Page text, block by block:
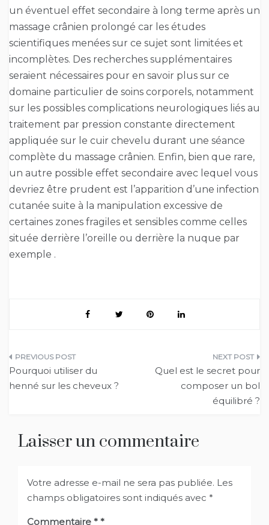
un éventuel effet secondaire à long terme après un
massage crânien prolongé car les études
scientifiques menées sur ce sujet sont limitées et
incomplètes. Des recherches supplémentaires
seraient nécessaires pour en savoir plus sur ce
domaine particulier de soins corporels, notamment
sur les possibles complications neurologiques liés au
traitement par pression constante directement
appliquée sur le cuir chevelu durant une séance
complète du massage crânien. Enfin, bien que rare,
un autre possible effet secondaire avec lequel vous
devriez être prudent est l’apparition d’une infection
cutanée suite à la manipulation excessive de
certaines zones fragiles et sensibles comme celles
située derrière l’oreille ou derrière la nuque par
exemple .
Navigation
de
Pourquoi utiliser du
henné sur les cheveux ?
Quel est le secret pour
composer un bol
équilibré ?
Laisser un commentaire
Votre adresse e-mail ne sera pas publiée. Les
champs obligatoires sont indiqués avec *
Commentaire *